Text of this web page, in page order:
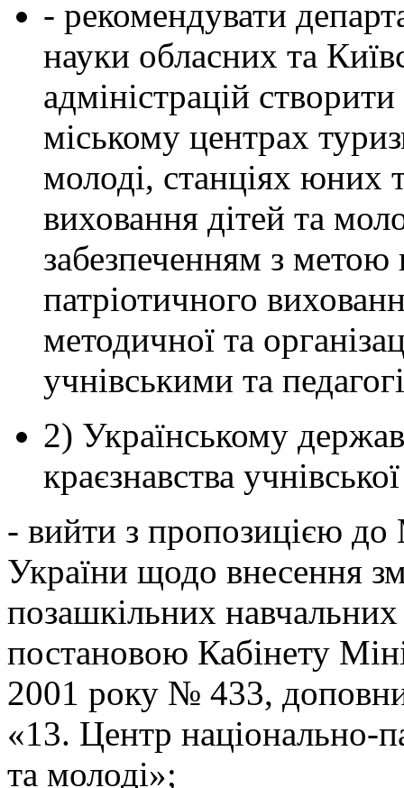
- рекомендувати
науки обласних та
адміністрацій
міському центрах
молоді, станціях юних
виховання дітей та
забезпеченням з метою
патріотичного
методичної та
учнівськими та
2) Українському
краєзнавства
- вийти з пропозицією до
України щодо внесення
позашкільних
постановою Кабінету
2001 року № 433,
«13. Центр національно-
та молоді»;